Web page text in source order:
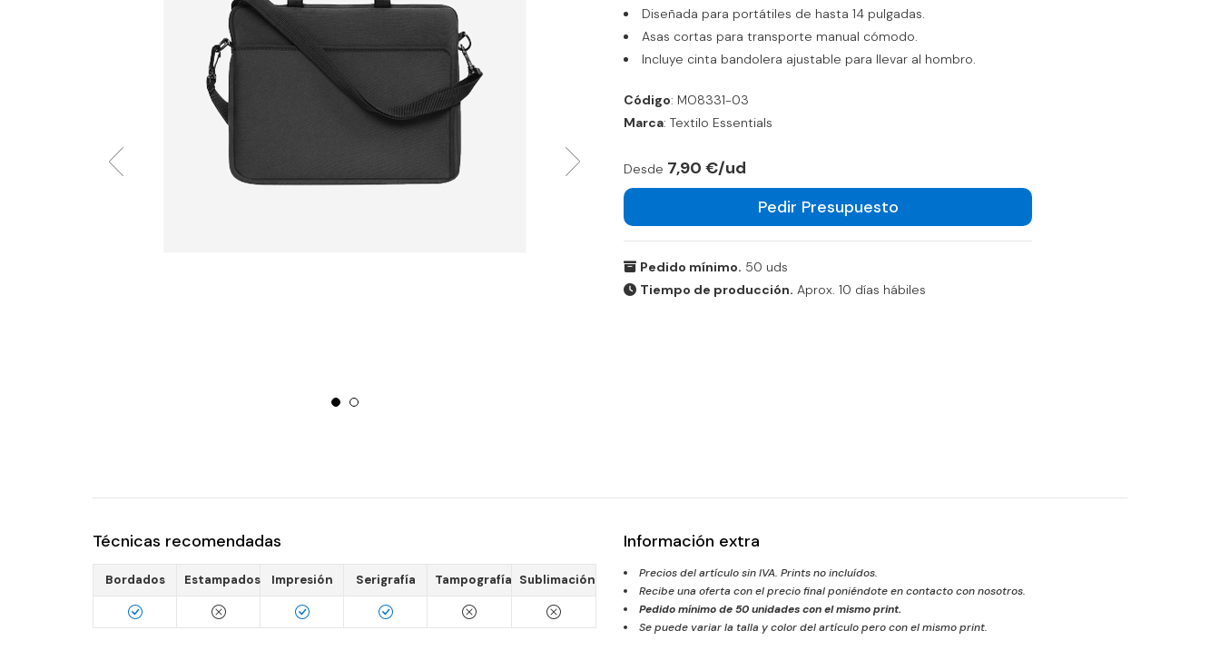
Diseñada para portátiles de hasta 14 pulgadas.
Asas cortas para transporte manual cómodo.
Incluye cinta bandolera ajustable para llevar al hombro.
Código: MO8331-03
Marca: Textilo Essentials
Desde 7,90 €/ud
Pedir Presupuesto
Pedido mínimo. 50 uds
Tiempo de producción. Aprox. 10 días hábiles
Técnicas recomendadas
Bordados Estampados Impresión Serigrafía Tampografía Sublimación
Información extra
Precios del artículo sin IVA. Prints no incluídos.
Recibe una oferta con el precio final poniéndote en contacto con nosotros.
Pedido mínimo de50unidades con el mismo print.
Se puede variar la talla y color del artículo pero con el mismo print.